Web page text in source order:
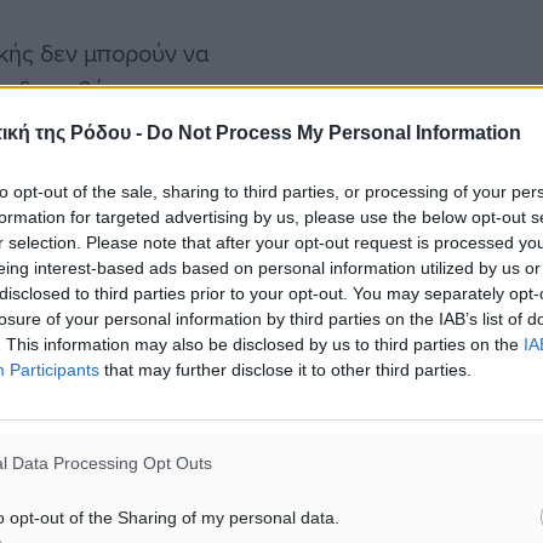
της Ρόδου - Do Not Process My Personal Information
opt-out of the sale, sharing to third parties, or processing of your
for targeted advertising by us, please use the below opt-out
selection. Please note that after your opt-out request is processed
interest-based ads based on personal information utilized by us
to third parties prior to your opt-out. You may separately
of your personal information by third parties on the IAB’s list of
This information may also be disclosed by us to third parties on the
Participants that may further disclose it to other third parties.
Data Processing Opt Outs
opt-out of the Sharing of my personal data.
δεν μπορούν να
διακυβέρνησης και τη
της ευρωζώνης σε
τη σίγουρη
το οποίο οδήγησε σε
ύφεση που επέφερε την
όπως η Χρυσή Αυγή
«Όχι» στο δημοψήφισμα
πρόγραμμα
καταστροφικής
Η εφημερίδα
η Ελλάδα θα